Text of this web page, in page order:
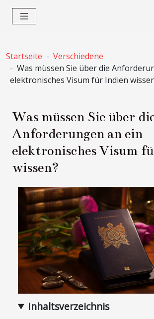
Startseite
Verschiedene
Was müssen Sie über die
elektronisches Visum für Indien
Was müssen Sie über
Anforderungen an ein
elektronisches Visum
wissen?
Inhaltsverzeichnis